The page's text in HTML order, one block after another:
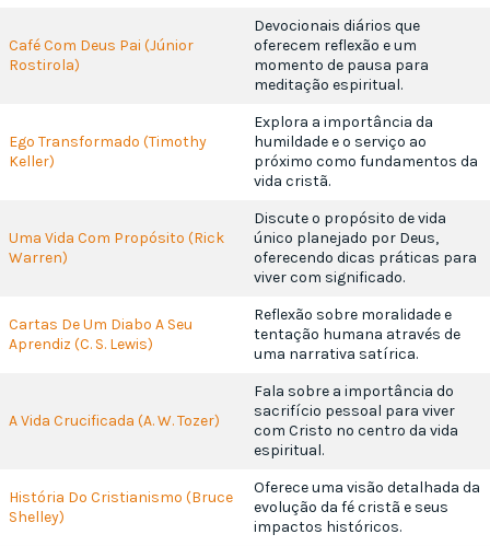
Café Com Deus Pai (Júnior
Rostirola)
Devocionais diários que
oferecem reflexão e um
momento de pausa para
meditação espiritual.
Ego Transformado (Timothy
Keller)
Explora a importância da
humildade e o serviço ao
próximo como fundamentos da
vida cristã.
Uma Vida Com Propósito (Rick
Warren)
Discute o propósito de vida
único planejado por Deus,
oferecendo dicas práticas para
viver com significado.
Cartas De Um Diabo A Seu
Aprendiz (C. S. Lewis)
Reflexão sobre moralidade e
tentação humana através de
uma narrativa satírica.
A Vida Crucificada (A. W. Tozer)
Fala sobre a importância do
sacrifício pessoal para viver
com Cristo no centro da vida
espiritual.
História Do Cristianismo (Bruce
Shelley)
Oferece uma visão detalhada da
evolução da fé cristã e seus
impactos históricos.